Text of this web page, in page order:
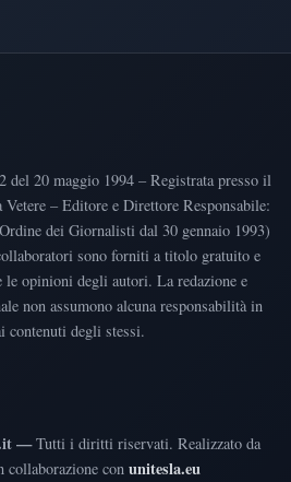
del 20 maggio 1994 – Registrata presso il
– Editore e Direttore Responsabile:
dei Giornalisti dal 30 gennaio 1993)
sono forniti a titolo gratuito e
le opinioni degli autori. La redazione e
non assumono alcuna responsabilità in
contenuti degli stessi.
—Tutti i diritti riservati. Realizzato da
collaborazione con unitesla.eu